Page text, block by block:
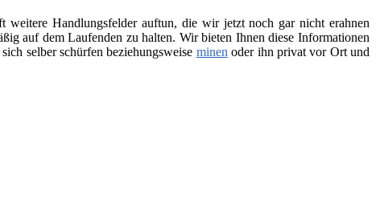
Handlungsfelder auftun, die wir jetzt noch gar nicht erahnen
auf dem Laufenden zu halten. Wir bieten Ihnen diese Informationen
selber schürfen beziehungsweise minenoder ihn privat vor Ort und